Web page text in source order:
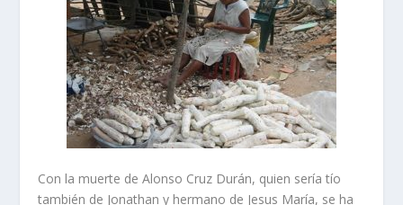
Con la muerte de Alonso Cruz Durán, quien sería tío
también de Jonathan y hermano de Jesus María, se ha